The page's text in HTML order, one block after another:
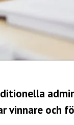
vinnare och